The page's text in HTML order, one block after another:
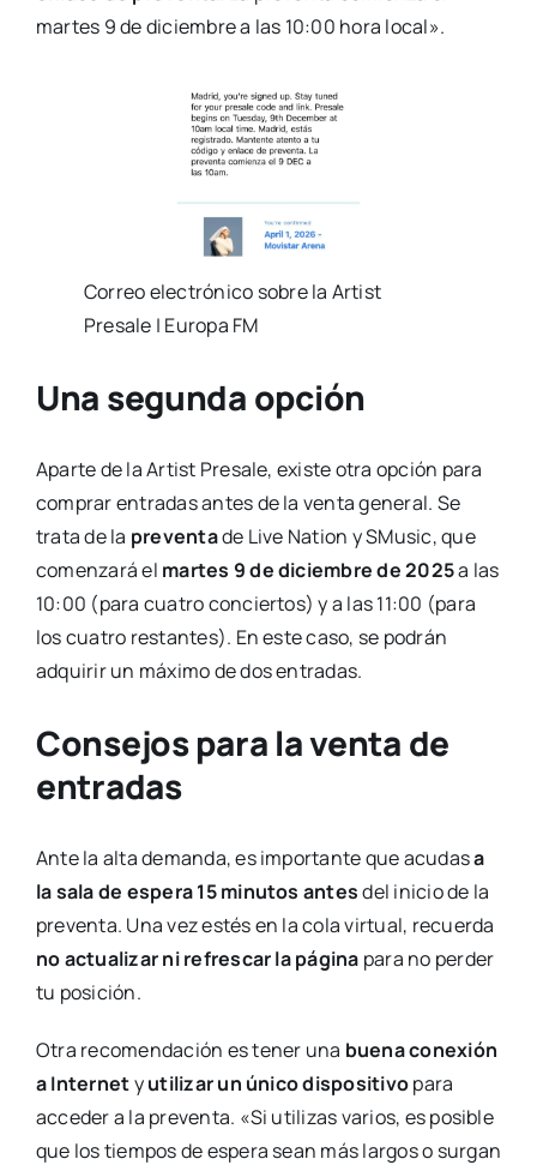
martes 9 de diciembre a las 10:00 hora local».
Correo electrónico sobre la Artist
Presale | Europa FM
Una segunda opción
Aparte de la Artist Presale, existe otra opción para
comprar entradas antes de la venta general. Se
trata de la preventade Live Nation y SMusic, que
comenzará el martes 9 de diciembre de 2025a las
10:00 (para cuatro conciertos) y a las 11:00 (para
los cuatro restantes). En este caso, se podrán
adquirir un máximo de dos entradas.
Consejos para la venta de
entradas
Ante la alta demanda, es importante que acudasa
la sala de espera 15 minutos antesdel inicio de la
preventa. Una vez estés en la cola virtual, recuerda
no actualizar ni refrescar la página para no perder
tu posición.
Otra recomendación es tener una buena conexión
a Internetyutilizar un único dispositivopara
acceder a la preventa. «Si utilizas varios, es posible
que los tiempos de espera sean más largos o surgan